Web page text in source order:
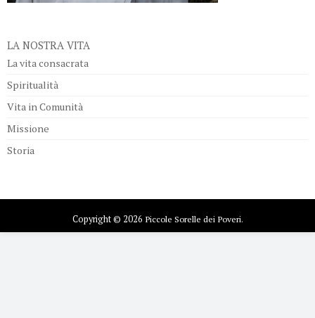
LA NOSTRA VITA
La vita consacrata
Spiritualità
Vita in Comunità
Missione
Storia
Copyright © 2026 Piccole Sorelle dei Poveri.